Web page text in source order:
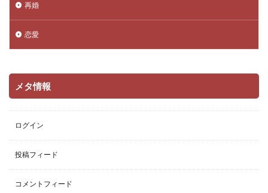
再婚
恋愛
メタ情報
ログイン
投稿フィード
コメントフィード